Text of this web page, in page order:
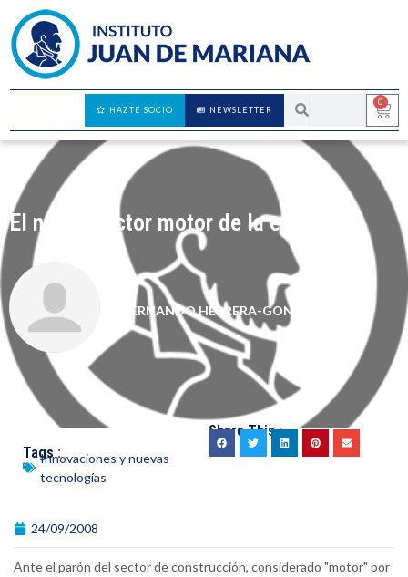
0
NEWSLETTER
HAZTE SOCIO
El nuevo sector motor de la economía
FERNANDO HERRERA-GONZÁLEZ
Tags :Innovaciones y nuevas
tecnologías
Share This :
24/09/2008
Ante el parón del sector de construcción, considerado "motor" por